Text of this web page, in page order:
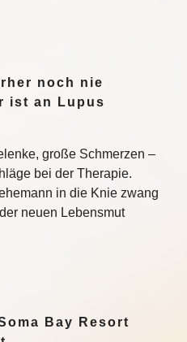
noch nie
ist an Lupus
große Schmerzen –
bei der Therapie.
in die Knie zwang
neuen Lebensmut
Bay Resort